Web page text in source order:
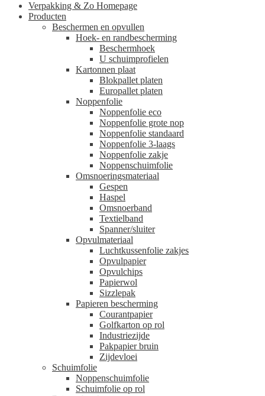
Verpakking & Zo Homepage
Producten
Beschermen en opvullen
Hoek- en randbescherming
Beschermhoek
U schuimprofielen
Kartonnen plaat
Blokpallet platen
Europallet platen
Noppenfolie
Noppenfolie eco
Noppenfolie grote nop
Noppenfolie standaard
Noppenfolie 3-laags
Noppenfolie zakje
Noppenschuimfolie
Omsnoeringsmateriaal
Gespen
Haspel
Omsnoerband
Textielband
Spanner/sluiter
Opvulmateriaal
Luchtkussenfolie zakjes
Opvulpapier
Opvulchips
Papierwol
Sizzlepak
Papieren bescherming
Courantpapier
Golfkarton op rol
Industriezijde
Pakpapier bruin
Zijdevloei
Schuimfolie
Noppenschuimfolie
Schuimfolie op rol